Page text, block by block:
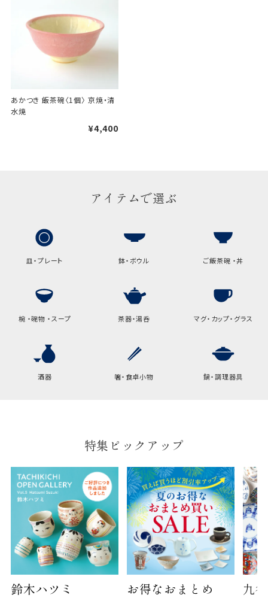
手提袋はお付けできません。
ギフト袋について
の商品は、ギフト袋にお入れい
手提げ袋について
A:京名所 袋
22cm
B:京名所 袋
幅
袋のサイズは当店で最適なものをご用意いたしま
す。
ご提供枚数の上限はご注文商品数となります。
天掛け包装、ギフト袋対応の商品にはおつけでき
ません。
※犬猫時計には、手提袋をお付けできません
のしについて
あかつき 飯茶碗〈1個〉 京焼・清
水焼
¥4,400
アイテムで選ぶ
皿・プレート 鉢・ボウル ご飯茶碗 ・丼
椀 ・碗物 ・スープ 茶器・湯呑 マグ・カップ・グラス
酒器 箸・食卓小物 鍋・調理器具
特集ピックアップ
鈴木ハツミ
お得なおまとめ
九